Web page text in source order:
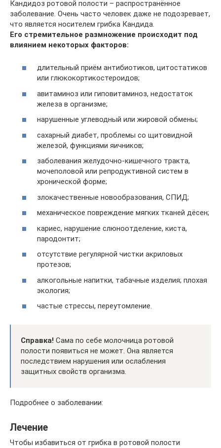
Кандидоз ротовой полости – распространённое
заболевание. Очень часто человек даже не подозревает,
что является носителем грибка Кандида.
Его стремительное размножение происходит под
влиянием некоторых факторов:
длительный приём антибиотиков, цитостатиков
или глюкокортикостероидов;
авитаминоз или гиповитаминоз, недостаток
железа в организме;
нарушенные углеводный или жировой обмены;
сахарный диабет, проблемы со щитовидной
железой, функциями яичников;
заболевания желудочно-кишечного тракта,
мочеполовой или репродуктивной систем в
хронической форме;
злокачественные новообразования, СПИД;
механическое повреждение мягких тканей дёсен;
кариес, нарушение слюноотделение, киста,
пародонтит;
отсутствие регулярной чистки акриловых
протезов;
алкогольные напитки, табачные изделия; плохая
экология;
частые стрессы, переутомление.
Справка! Сама по себе молочница ротовой
полости появиться не может. Она является
последствием нарушения или ослабления
защитных свойств организма.
Подробнее о заболевании:
Лечение
Чтобы избавиться от грибка в ротовой полости